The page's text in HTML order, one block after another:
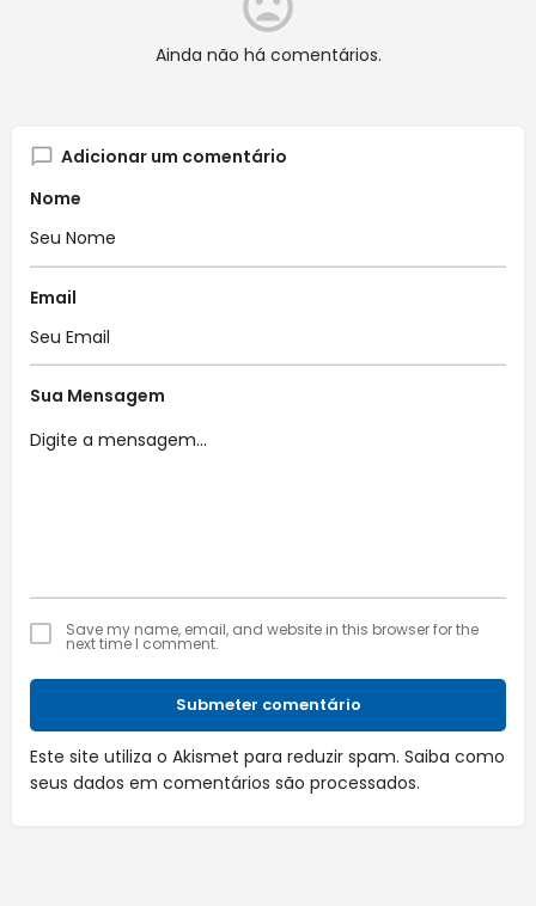
Ainda não há comentários.
Adicionar um comentário
Nome
Email
Sua Mensagem
Save my name, email, and website in this browser for the
next time I comment.
Submeter comentário
Este site utiliza o Akismet para reduzir spam. Saiba como
seus dados em comentários são processados.